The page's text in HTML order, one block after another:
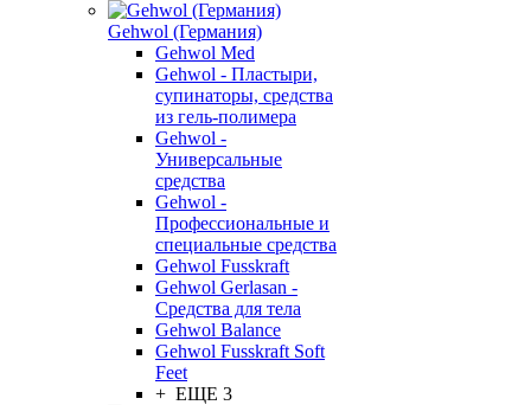
Gehwol (Германия)
Gehwol Med
Gehwol - Пластыри,
супинаторы, средства
из гель-полимера
Gehwol -
Универсальные
средства
Gehwol -
Профессиональные и
специальные средства
Gehwol Fusskraft
Gehwol Gerlasan -
Средства для тела
Gehwol Balance
Gehwol Fusskraft Soft
Feet
+ ЕЩЕ 3